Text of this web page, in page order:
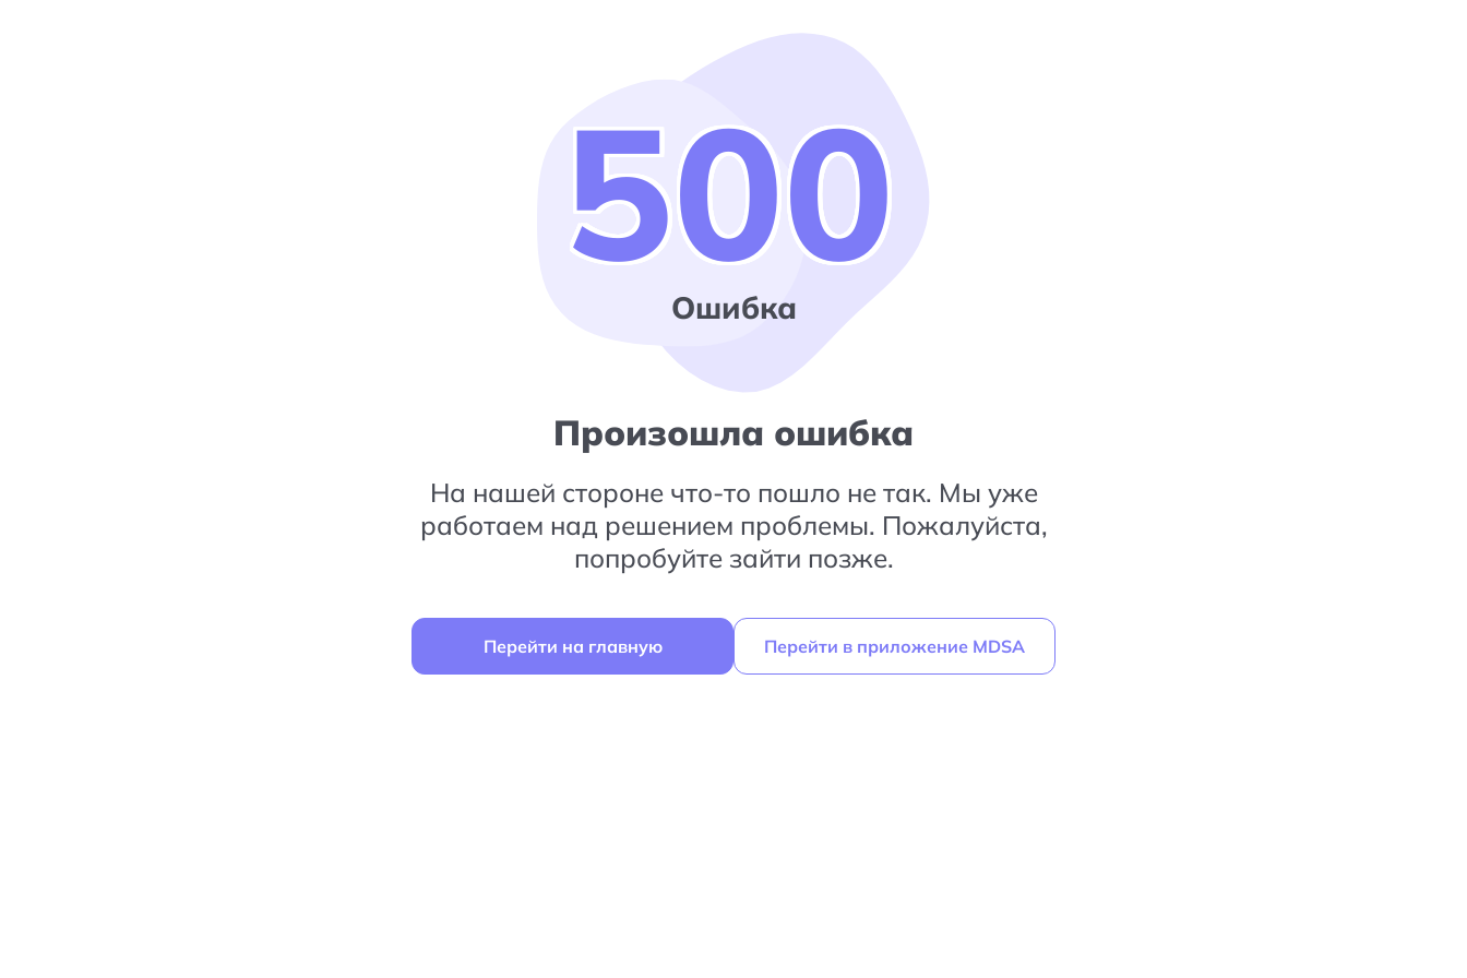
500
Ошибка
Произошла ошибка
На нашей стороне что-то пошло не так. Мы уже
работаем над решением проблемы. Пожалуйста,
попробуйте зайти позже.
Перейти на главную Перейти в приложение MDSA